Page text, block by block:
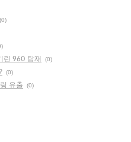
(0)
린 960 탑재 (0)
(0)
유출 (0)